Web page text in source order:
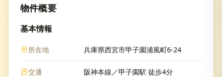
物件概要
基本情報
所在地 兵庫県西宮市甲子園浦風町6-24
交通 阪神本線／甲子園駅 徒歩4分